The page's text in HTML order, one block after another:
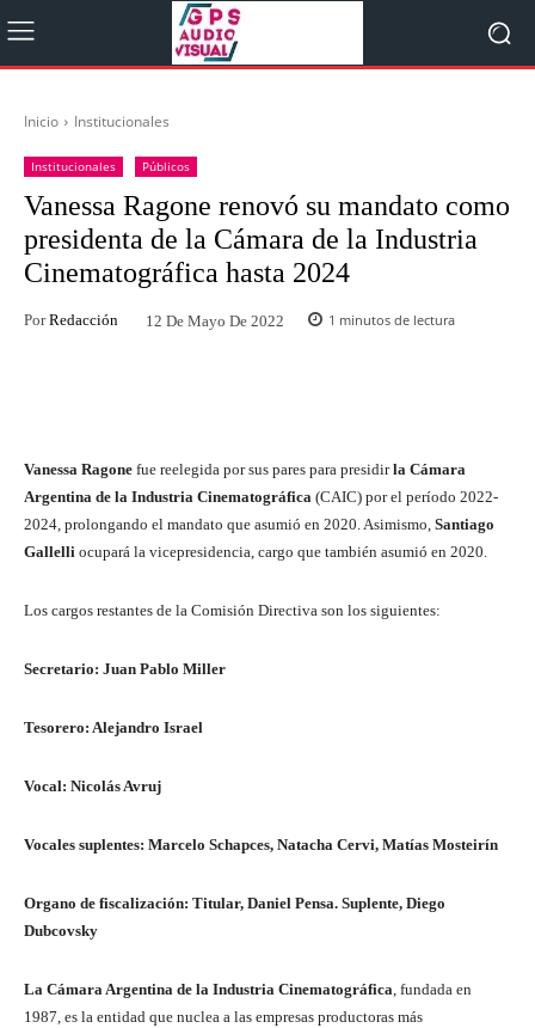
Inicio Institucionales
Institucionales Públicos
Vanessa Ragone renovó su mandato como
presidenta de la Cámara de la Industria
Cinematográfica hasta 2024
Por Redacción 12 De Mayo De 2022 1 minutos de lectura
Vanessa Ragone fue reelegida por sus pares para presidirla Cámara
Argentina de la Industria Cinematográfica (CAIC) por el período 2022-
2024, prolongando el mandato que asumió en 2020. Asimismo, Santiago
Gallelli ocupará la vicepresidencia, cargo que también asumió en 2020.
Los cargos restantes de la Comisión Directiva son los siguientes:
Secretario: Juan Pablo Miller
Tesorero: Alejandro Israel
Vocal: Nicolás Avruj
Vocales suplentes: Marcelo Schapces, Natacha Cervi, Matías Mosteirín
Organo de fiscalización: Titular, Daniel Pensa. Suplente, Diego
Dubcovsky
La Cámara Argentina de la Industria Cinematográfica, fundada en
1987, es la entidad que nuclea a las empresas productoras más